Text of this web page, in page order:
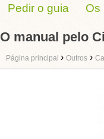
Pedir o guia
Os
O manual pelo
Página principal › Outros ›